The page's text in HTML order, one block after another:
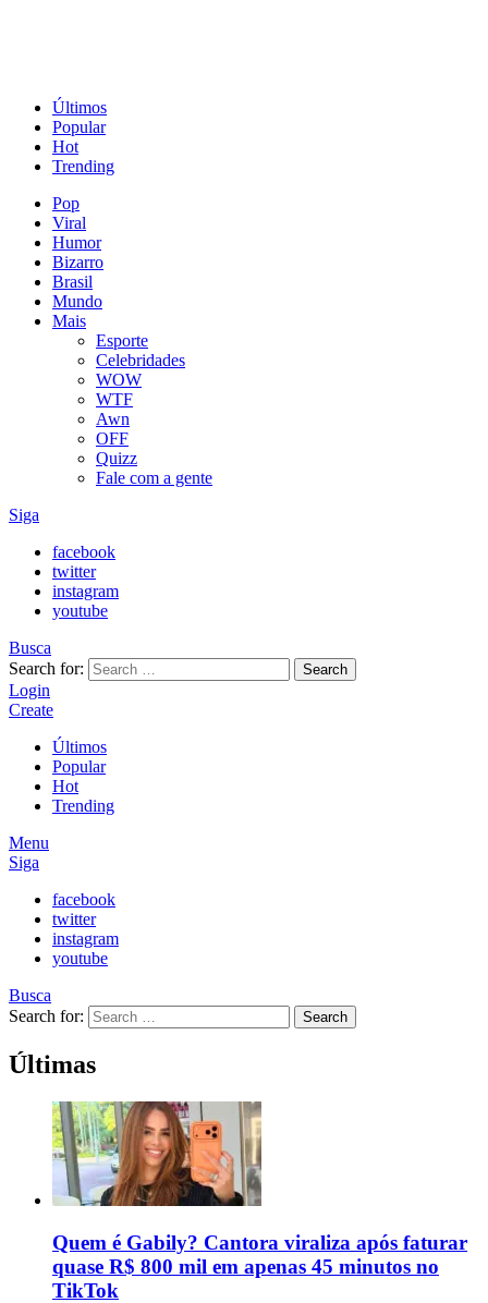
Últimos
Popular
Hot
Trending
Pop
Viral
Humor
Bizarro
Brasil
Mundo
Mais
Esporte
Celebridades
WOW
WTF
Awn
OFF
Quizz
Fale com a gente
Siga
facebook
twitter
instagram
youtube
Busca
Search for:
Search
Login
Create
Últimos
Popular
Hot
Trending
Menu
Siga
facebook
twitter
instagram
youtube
Busca
Search for:
Search
Últimas
Quem é Gabily? Cantora viraliza após faturar
quase R$ 800 mil em apenas 45 minutos no
TikTok